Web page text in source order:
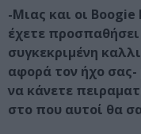
-Μιας και οι
έχετε
συγκεκριμένη
αφορά τον ήχο σας-
να κάνετε
στο που αυτοί θα